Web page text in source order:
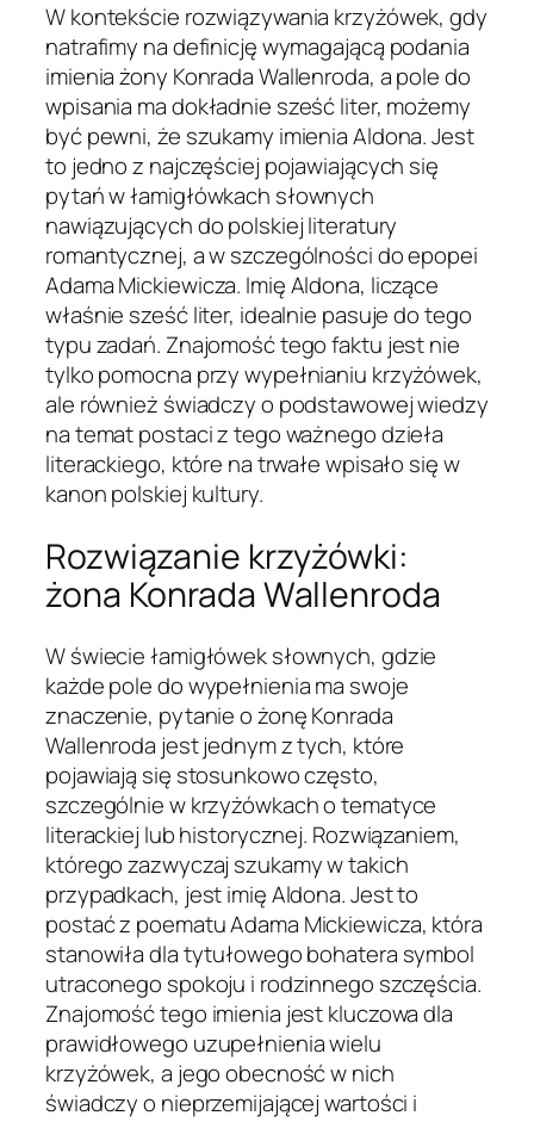
W kontekście rozwiązywania krzyżówek, gdy
natrafimy na definicję wymagającą podania
imienia żony Konrada Wallenroda, a pole do
wpisania ma dokładnie sześć liter, możemy
być pewni, że szukamy imienia Aldona. Jest
to jedno z najczęściej pojawiających się
pytań w łamigłówkach słownych
nawiązujących do polskiej literatury
romantycznej, a w szczególności do epopei
Adama Mickiewicza. Imię Aldona, liczące
właśnie sześć liter, idealnie pasuje do tego
typu zadań. Znajomość tego faktu jest nie
tylko pomocna przy wypełnianiu krzyżówek,
ale również świadczy o podstawowej wiedzy
na temat postaci z tego ważnego dzieła
literackiego, które na trwałe wpisało się w
kanon polskiej kultury.
Rozwiązanie krzyżówki:
żona Konrada Wallenroda
W świecie łamigłówek słownych, gdzie
każde pole do wypełnienia ma swoje
znaczenie, pytanie o żonę Konrada
Wallenroda jest jednym z tych, które
pojawiają się stosunkowo często,
szczególnie w krzyżówkach o tematyce
literackiej lub historycznej. Rozwiązaniem,
którego zazwyczaj szukamy w takich
przypadkach, jest imię Aldona. Jest to
postać z poematu Adama Mickiewicza, która
stanowiła dla tytułowego bohatera symbol
utraconego spokoju i rodzinnego szczęścia.
Znajomość tego imienia jest kluczowa dla
prawidłowego uzupełnienia wielu
krzyżówek, a jego obecność w nich
świadczy o nieprzemijającej wartości i